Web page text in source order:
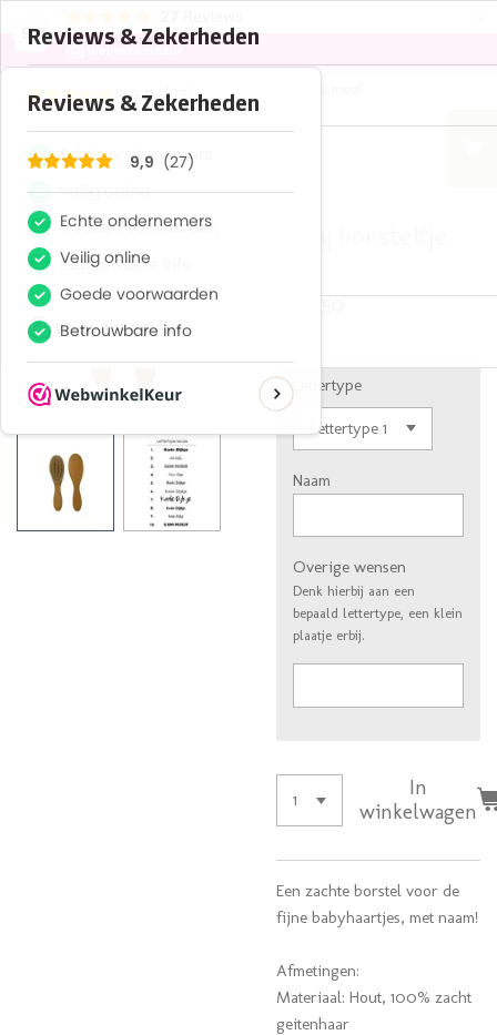
9,9
€ 10,50
Lettertype
Naam
Overige wensen
Denk hierbij aan een
bepaald lettertype, een klein
plaatje erbij.
In
winkelwagen
Een zachte borstel voor de
fijne babyhaartjes, met naam!
Afmetingen:
Materiaal: Hout, 100% zacht
geitenhaar